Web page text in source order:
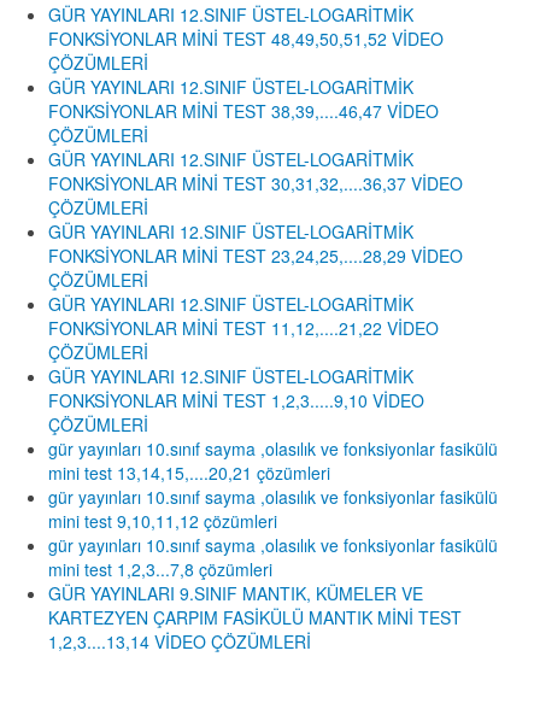
GÜR YAYINLARI 12.SINIF ÜSTEL-LOGARİTMİK
FONKSİYONLAR MİNİ TEST 48,49,50,51,52 VİDEO
ÇÖZÜMLERİ
GÜR YAYINLARI 12.SINIF ÜSTEL-LOGARİTMİK
FONKSİYONLAR MİNİ TEST 38,39,....46,47 VİDEO
ÇÖZÜMLERİ
GÜR YAYINLARI 12.SINIF ÜSTEL-LOGARİTMİK
FONKSİYONLAR MİNİ TEST 30,31,32,....36,37 VİDEO
ÇÖZÜMLERİ
GÜR YAYINLARI 12.SINIF ÜSTEL-LOGARİTMİK
FONKSİYONLAR MİNİ TEST 23,24,25,....28,29 VİDEO
ÇÖZÜMLERİ
GÜR YAYINLARI 12.SINIF ÜSTEL-LOGARİTMİK
FONKSİYONLAR MİNİ TEST 11,12,....21,22 VİDEO
ÇÖZÜMLERİ
GÜR YAYINLARI 12.SINIF ÜSTEL-LOGARİTMİK
FONKSİYONLAR MİNİ TEST 1,2,3.....9,10 VİDEO
ÇÖZÜMLERİ
gür yayınları 10.sınıf sayma ,olasılık ve fonksiyonlar fasikülü
mini test 13,14,15,....20,21 çözümleri
gür yayınları 10.sınıf sayma ,olasılık ve fonksiyonlar fasikülü
mini test 9,10,11,12 çözümleri
gür yayınları 10.sınıf sayma ,olasılık ve fonksiyonlar fasikülü
mini test 1,2,3...7,8 çözümleri
GÜR YAYINLARI 9.SINIF MANTIK, KÜMELER VE
KARTEZYEN ÇARPIM FASİKÜLÜ MANTIK MİNİ TEST
1,2,3....13,14 VİDEO ÇÖZÜMLERİ